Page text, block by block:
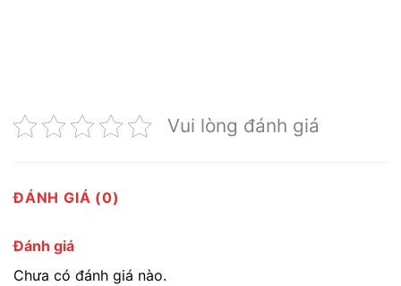
Vui lòng đánh giá
ĐÁNH GIÁ (0)
Đánh giá
Chưa có đánh giá nào.